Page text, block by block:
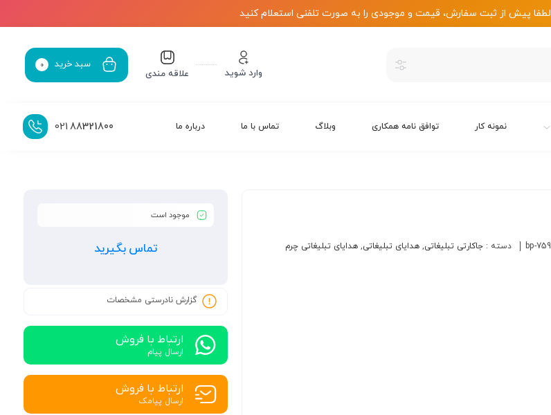
پیش از ثبت سفارش، قیمت و موجودی را به صورت تلفنی استعلام کنید
وارد شوید علاقه مندی
سبد خرید 0
نمونه کار توافق نامه همکاری وبلاگ تماس با ما درباره ما 88321800
021
bp-759 دسته : جاکارتی تبلیغاتی, هدایای تبلیغاتی, هدایای تبلیغاتی چرم
موجود است
تماس بگیرید
گزارش نادرستی مشخصات
ارتباط با فروش
ارسال پیام
ارتباط با فروش
ارسال پیامک